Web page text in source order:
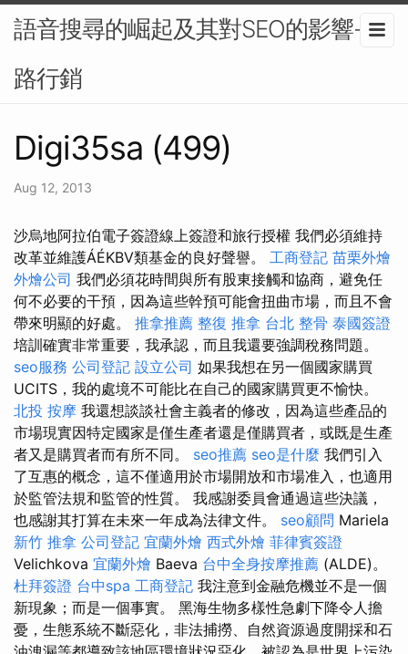
語音搜尋的崛起及其對SEO的影響-網
路行銷
Digi35sa (499)
Aug 12, 2013
沙烏地阿拉伯電子簽證線上簽證和旅行授權 我們必須維持
改革並維護ÁÉKBV類基金的良好聲譽。 工商登記 苗栗外燴
外燴公司 我們必須花時間與所有股東接觸和協商，避免任
何不必要的干預，因為這些幹預可能會扭曲市場，而且不會
帶來明顯的好處。 推拿推薦 整復 推拿 台北 整骨 泰國簽證
培訓確實非常重要，我承認，而且我還要強調稅務問題。
seo服務 公司登記 設立公司 如果我想在另一個國家購買
UCITS，我的處境不可能比在自己的國家購買更不愉快。
北投 按摩 我還想談談社會主義者的修改，因為這些產品的
市場現實因特定國家是僅生產者還是僅購買者，或既是生產
者又是購買者而有所不同。 seo推薦 seo是什麼 我們引入
了互惠的概念，這不僅適用於市場開放和市場准入，也適用
於監管法規和監管的性質。 我感謝委員會通過這些決議，
也感謝其打算在未來一年成為法律文件。 seo顧問 Mariela
新竹 推拿 公司登記 宜蘭外燴 西式外燴 菲律賓簽證
Velichkova 宜蘭外燴 Baeva 台中全身按摩推薦 (ALDE)。
杜拜簽證 台中spa 工商登記 我注意到金融危機並不是一個
新現象；而是一個事實。 黑海生物多樣性急劇下降令人擔
憂，生態系統不斷惡化，非法捕撈、自然資源過度開採和石